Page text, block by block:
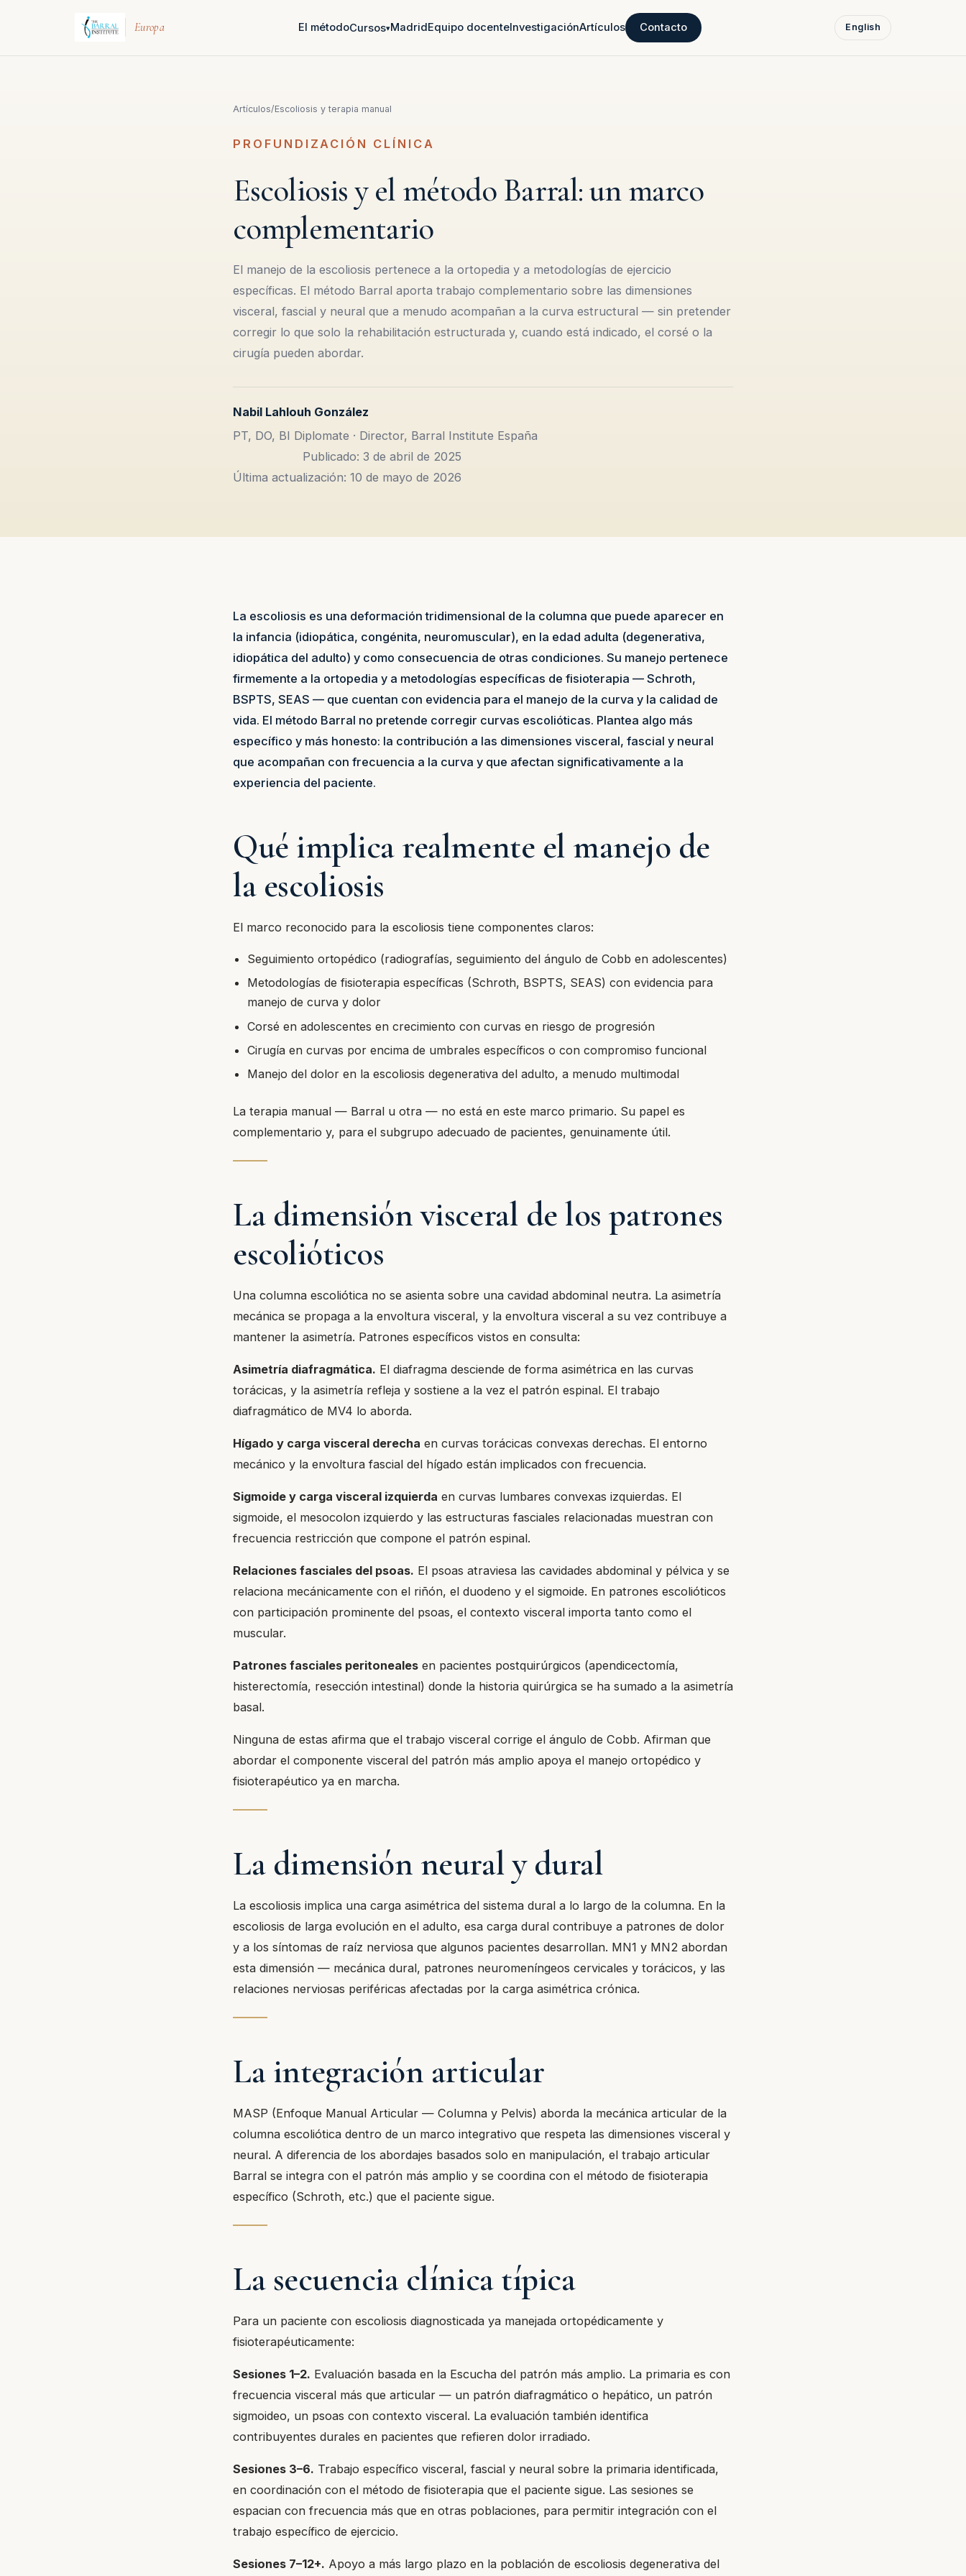
Europa El métodoCursos▾Madrid Equipo docenteInvestigaciónArtículos Contacto English
Artículos/Escoliosis y terapia manual
PROFUNDIZACIÓN CLÍNICA
Escoliosis y el método Barral: un marco
complementario
El manejo de la escoliosis pertenece a la ortopedia y a metodologías de ejercicio
específicas. El método Barral aporta trabajo complementario sobre las dimensiones
visceral, fascial y neural que a menudo acompañan a la curva estructural — sin pretender
corregir lo que solo la rehabilitación estructurada y, cuando está indicado, el corsé o la
cirugía pueden abordar.
Nabil Lahlouh González
PT, DO, BI Diplomate · Director, Barral Institute España
Publicado: 3 de abril de 2025
Última actualización: 10 de mayo de 2026
La escoliosis es una deformación tridimensional de la columna que puede aparecer en
la infancia (idiopática, congénita, neuromuscular), en la edad adulta (degenerativa,
idiopática del adulto) y como consecuencia de otras condiciones. Su manejo pertenece
firmemente a la ortopedia y a metodologías específicas de fisioterapia — Schroth,
BSPTS, SEAS — que cuentan con evidencia para el manejo de la curva y la calidad de
vida. El método Barral no pretende corregir curvas escolióticas. Plantea algo más
específico y más honesto: la contribución a las dimensiones visceral, fascial y neural
que acompañan con frecuencia a la curva y que afectan significativamente a la
experiencia del paciente.
Qué implica realmente el manejo de
la escoliosis
El marco reconocido para la escoliosis tiene componentes claros:
Seguimiento ortopédico (radiografías, seguimiento del ángulo de Cobb en adolescentes)
Metodologías de fisioterapia específicas (Schroth, BSPTS, SEAS) con evidencia para
manejo de curva y dolor
Corsé en adolescentes en crecimiento con curvas en riesgo de progresión
Cirugía en curvas por encima de umbrales específicos o con compromiso funcional
Manejo del dolor en la escoliosis degenerativa del adulto, a menudo multimodal
La terapia manual — Barral u otra — no está en este marco primario. Su papel es
complementario y, para el subgrupo adecuado de pacientes, genuinamente útil.
La dimensión visceral de los patrones
escolióticos
Una columna escoliótica no se asienta sobre una cavidad abdominal neutra. La asimetría
mecánica se propaga a la envoltura visceral, y la envoltura visceral a su vez contribuye a
mantener la asimetría. Patrones específicos vistos en consulta:
Asimetría diafragmática. El diafragma desciende de forma asimétrica en las curvas
torácicas, y la asimetría refleja y sostiene a la vez el patrón espinal. El trabajo
diafragmático de MV4 lo aborda.
Hígado y carga visceral derecha en curvas torácicas convexas derechas. El entorno
mecánico y la envoltura fascial del hígado están implicados con frecuencia.
Sigmoide y carga visceral izquierda en curvas lumbares convexas izquierdas. El
sigmoide, el mesocolon izquierdo y las estructuras fasciales relacionadas muestran con
frecuencia restricción que compone el patrón espinal.
Relaciones fasciales del psoas. El psoas atraviesa las cavidades abdominal y pélvica y se
relaciona mecánicamente con el riñón, el duodeno y el sigmoide. En patrones escolióticos
con participación prominente del psoas, el contexto visceral importa tanto como el
muscular.
Patrones fasciales peritoneales en pacientes postquirúrgicos (apendicectomía,
histerectomía, resección intestinal) donde la historia quirúrgica se ha sumado a la asimetría
basal.
Ninguna de estas afirma que el trabajo visceral corrige el ángulo de Cobb. Afirman que
abordar el componente visceral del patrón más amplio apoya el manejo ortopédico y
fisioterapéutico ya en marcha.
La dimensión neural y dural
La escoliosis implica una carga asimétrica del sistema dural a lo largo de la columna. En la
escoliosis de larga evolución en el adulto, esa carga dural contribuye a patrones de dolor
y a los síntomas de raíz nerviosa que algunos pacientes desarrollan. MN1 y MN2 abordan
esta dimensión — mecánica dural, patrones neuromeníngeos cervicales y torácicos, y las
relaciones nerviosas periféricas afectadas por la carga asimétrica crónica.
La integración articular
MASP (Enfoque Manual Articular — Columna y Pelvis) aborda la mecánica articular de la
columna escoliótica dentro de un marco integrativo que respeta las dimensiones visceral y
neural. A diferencia de los abordajes basados solo en manipulación, el trabajo articular
Barral se integra con el patrón más amplio y se coordina con el método de fisioterapia
específico (Schroth, etc.) que el paciente sigue.
La secuencia clínica típica
Para un paciente con escoliosis diagnosticada ya manejada ortopédicamente y
fisioterapéuticamente:
Sesiones 1–2. Evaluación basada en la Escucha del patrón más amplio. La primaria es con
frecuencia visceral más que articular — un patrón diafragmático o hepático, un patrón
sigmoideo, un psoas con contexto visceral. La evaluación también identifica
contribuyentes durales en pacientes que refieren dolor irradiado.
Sesiones 3–6. Trabajo específico visceral, fascial y neural sobre la primaria identificada,
en coordinación con el método de fisioterapia que el paciente sigue. Las sesiones se
espacian con frecuencia más que en otras poblaciones, para permitir integración con el
trabajo específico de ejercicio.
Sesiones 7–12+. Apoyo a más largo plazo en la población de escoliosis degenerativa del